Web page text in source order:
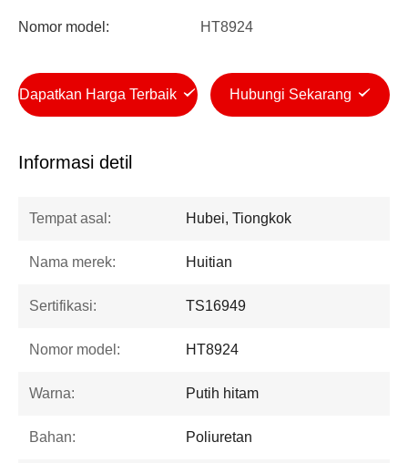
Nomor model: HT8924
Dapatkan Harga Terbaik Hubungi Sekarang
Informasi detil
Tempat asal: Hubei, Tiongkok
Nama merek: Huitian
Sertifikasi: TS16949
Nomor model: HT8924
Warna: Putih hitam
Bahan: Poliuretan